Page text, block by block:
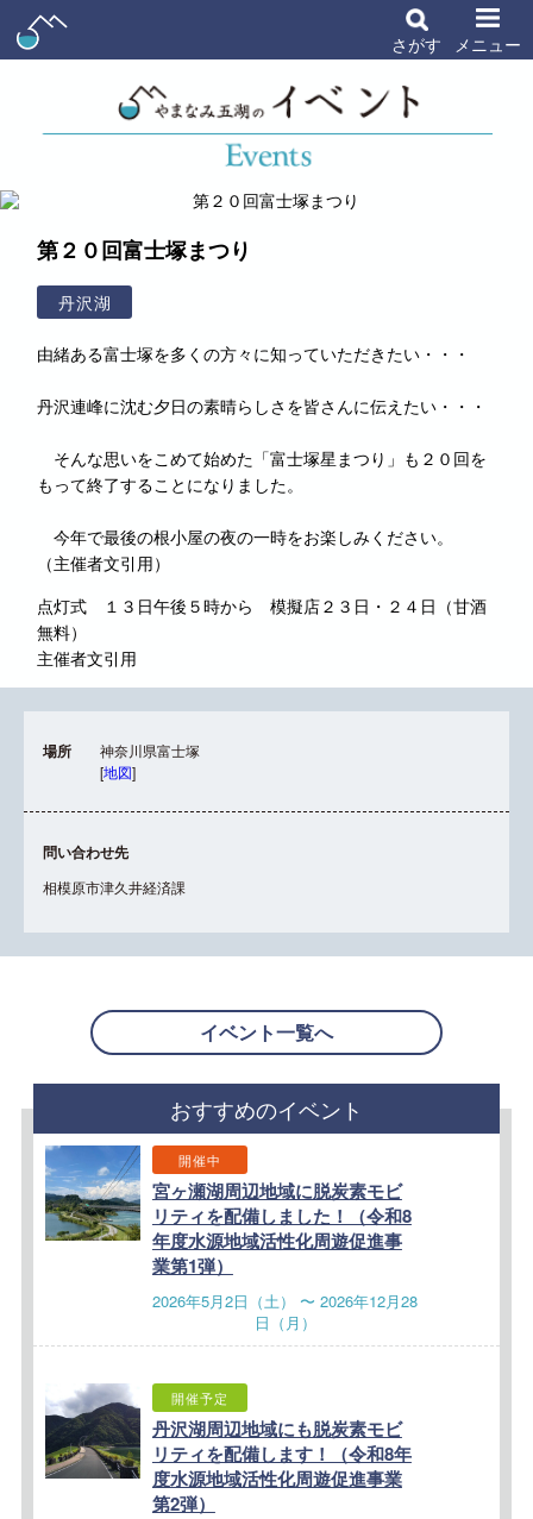
さがす メニュー
第２０回富士塚まつり
丹沢湖
由緒ある富士塚を多くの方々に知っていただきたい・・・
丹沢連峰に沈む夕日の素晴らしさを皆さんに伝えたい・・・
そんな思いをこめて始めた「富士塚星まつり」も２０回を
もって終了することになりました。
今年で最後の根小屋の夜の一時をお楽しみください。
（主催者文引用）
点灯式 １３日午後５時から 模擬店２３日・２４日（甘酒
無料）
主催者文引用
場所
神奈川県富士塚
[地図]
問い合わせ先
相模原市津久井経済課
イベント一覧へ
おすすめのイベント
開催中
宮ヶ瀬湖周辺地域に脱炭素モビ
リティを配備しました！（令和8
年度水源地域活性化周遊促進事
業第1弾）
2026年5月2日（土） 〜 2026年12月28
日（月）
開催予定
丹沢湖周辺地域にも脱炭素モビ
リティを配備します！（令和8年
度水源地域活性化周遊促進事業
第2弾）